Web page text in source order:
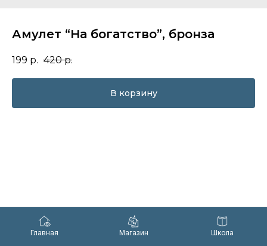
Амулет “На богатство”, бронза
199 р. 420 р.
В корзину
Главная Магазин Школа